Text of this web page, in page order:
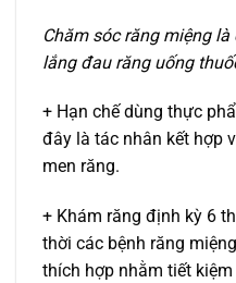
Chăm sóc răng miệng
lắng đau răng uống
+ Hạn chế dùng thực
đây là tác nhân kết hợp
men răng.
+ Khám răng định kỳ 6
thời các bệnh răng
thích hợp nhằm tiết